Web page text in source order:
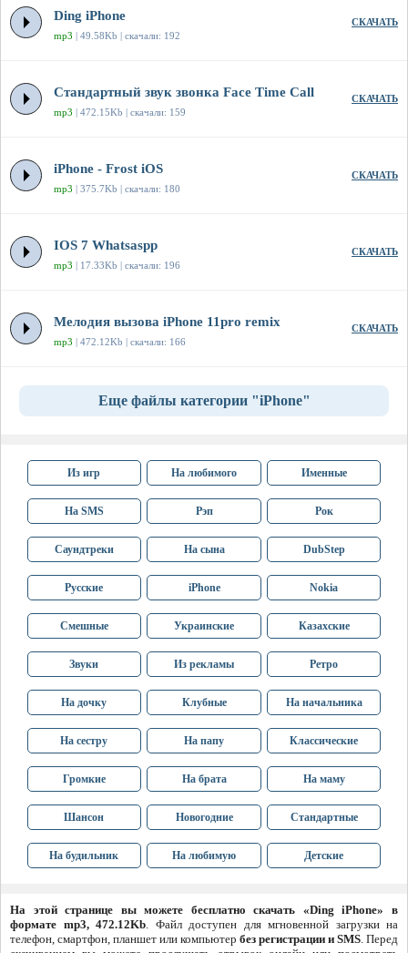
Ding iPhone
mp3 | 49.58Kb | скачали: 192
СКАЧАТЬ
Стандартный звук звонка Face Time Call
mp3 | 472.15Kb | скачали: 159
СКАЧАТЬ
iPhone - Frost iOS
mp3 | 375.7Kb | скачали: 180
СКАЧАТЬ
IOS 7 Whatsaspp
mp3 | 17.33Kb | скачали: 196
СКАЧАТЬ
Мелодия вызова iPhone 11pro remix
mp3 | 472.12Kb | скачали: 166
СКАЧАТЬ
Еще файлы категории "iPhone"
Из игр На любимого Именные
На SMS Рэп Рок
Саундтреки На сына DubStep
Русские iPhone Nokia
Смешные Украинские Казахские
Звуки Из рекламы Ретро
На дочку Клубные На начальника
На сестру На папу Классические
Громкие На брата На маму
Шансон Новогодние Стандартные
На будильник На любимую Детские
На этой странице вы можете бесплатно скачать «Ding iPhone» в
формате mp3, 472.12Kb. Файл доступен для мгновенной загрузки на
телефон, смартфон, планшет или компьютер без регистрации и SMS. Перед